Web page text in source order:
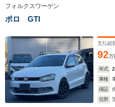
フォルクスワーゲン
ポロ GTI
支払総
92万
年式
車検
保証
住所